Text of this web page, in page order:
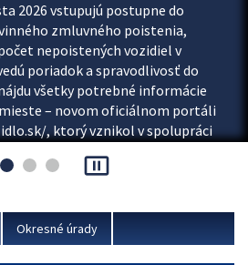
2026 vstupujú postupne do
zmluvného poistenia,
nepoistených vozidiel v
poriadok a spravodlivosť do
všetky potrebné informácie
– novom oficiálnom portáli
, ktorý vznikol v spolupráci
a Ministerstva vnútra SR.
pause_presentation
Okresné úrady